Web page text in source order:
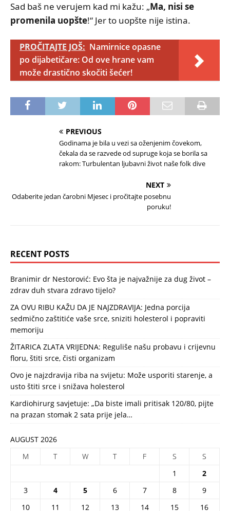
Sad baš ne verujem kad mi kažu: „Ma, nisi se
promenila uopšte!“ Jer to uopšte nije istina.
PROČITAJTE JOŠ: Namirnice opasne
po dijabetičare: Od ove hrane vam
može drastično skočiti šećer!
PREVIOUS
Godinama je bila u vezi sa oženjenim čovekom,
čekala da se razvede od supruge koja se borila sa
rakom: Turbulentan ljubavni život naše folk dive
NEXT
Odaberite jedan čarobni Mjesec i pročitajte posebnu
poruku!
RECENT POSTS
Branimir dr Nestorović: Evo šta je najvažnije za dug život –
zdrav duh stvara zdravo tijelo?
ZA OVU RIBU KAŽU DA JE NAJZDRAVIJA: Jedna porcija
sedmično zaštitiće vaše srce, sniziti holesterol i popraviti
memoriju
ŽITARICA ZLATA VRIJEDNA: Reguliše našu probavu i crijevnu
floru, štiti srce, čisti organizam
Ovo je najzdravija riba na svijetu: Može usporiti starenje, a
usto štiti srce i snižava holesterol
Kardiohirurg savjetuje: „Da biste imali pritisak 120/80, pijte
na prazan stomak 2 sata prije jela…
AUGUST 2026
M
T W T F S
S
1
2
3
4 5 6 7 8
9
10
11 12 13 14 15 16